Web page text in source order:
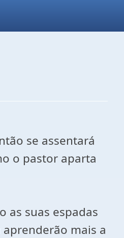
se assentará
o pastor aparta
as suas espadas
mais a